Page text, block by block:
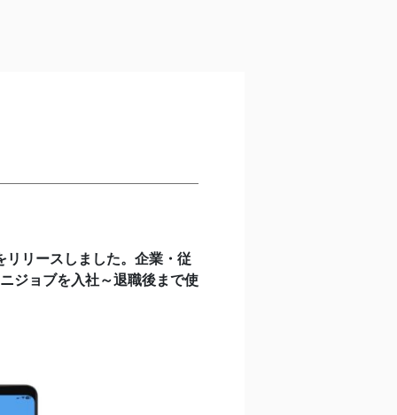
リースしました。企業・従
ジョブを入社～退職後まで使